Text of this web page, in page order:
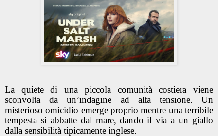
La quiete di una piccola comunità costiera viene
sconvolta da un’indagine ad alta tensione. Un
misterioso omicidio emerge proprio mentre una terribile
tempesta si abbatte dal mare, dando il via a un giallo
dalla sensibilità tipicamente inglese.